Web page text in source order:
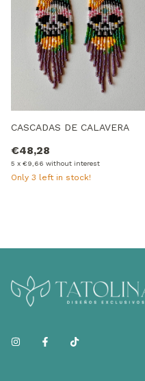
CASCADAS DE CALAVERA
€48,28
5 x €9,66 without interest
Only 3 left in stock!